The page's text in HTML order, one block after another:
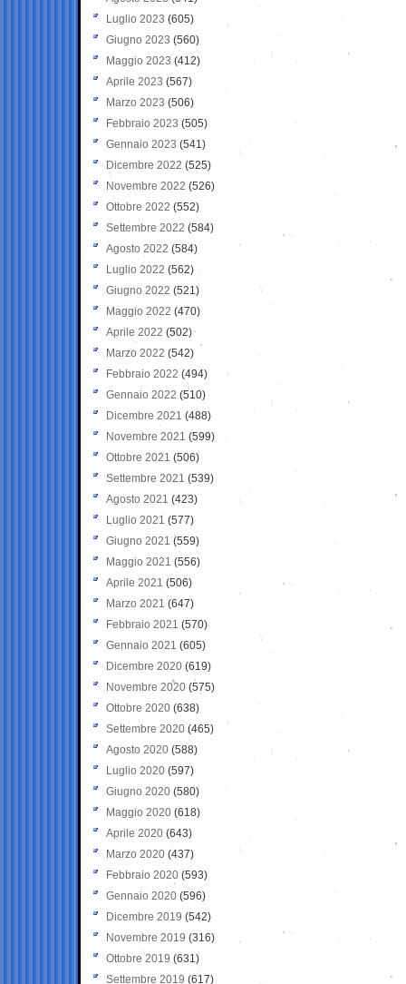
Luglio 2023 (605)
Giugno 2023 (560)
Maggio 2023 (412)
Aprile 2023 (567)
Marzo 2023 (506)
Febbraio 2023 (505)
Gennaio 2023 (541)
Dicembre 2022 (525)
Novembre 2022 (526)
Ottobre 2022 (552)
Settembre 2022 (584)
Agosto 2022 (584)
Luglio 2022 (562)
Giugno 2022 (521)
Maggio 2022 (470)
Aprile 2022 (502)
Marzo 2022 (542)
Febbraio 2022 (494)
Gennaio 2022 (510)
Dicembre 2021 (488)
Novembre 2021 (599)
Ottobre 2021 (506)
Settembre 2021 (539)
Agosto 2021 (423)
Luglio 2021 (577)
Giugno 2021(559)
Maggio 2021 (556)
Aprile 2021 (506)
Marzo 2021 (647)
Febbraio 2021 (570)
Gennaio 2021 (605)
Dicembre 2020 (619)
Novembre 2020 (575)
Ottobre 2020 (638)
Settembre 2020(465)
Agosto 2020 (588)
Luglio 2020 (597)
Giugno 2020 (580)
Maggio 2020 (618)
Aprile 2020 (643)
Marzo 2020 (437)
Febbraio 2020 (593)
Gennaio 2020 (596)
Dicembre 2019 (542)
Novembre 2019 (316)
Ottobre 2019 (631)
Settembre 2019 (617)